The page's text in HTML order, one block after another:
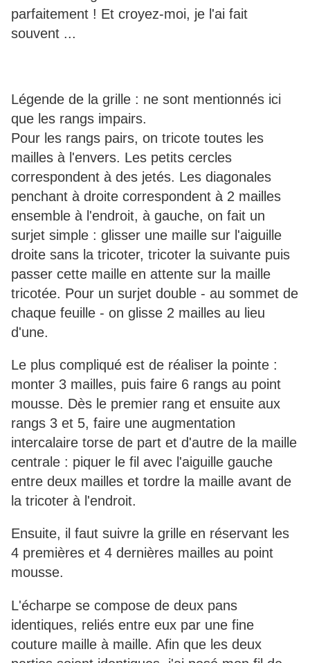
parfaitement ! Et croyez-moi, je l'ai fait
souvent ...
Légende de la grille : ne sont mentionnés ici
que les rangs impairs.
Pour les rangs pairs, on tricote toutes les
mailles à l'envers. Les petits cercles
correspondent à des jetés. Les diagonales
penchant à droite correspondent à 2 mailles
ensemble à l'endroit, à gauche, on fait un
surjet simple : glisser une maille sur l'aiguille
droite sans la tricoter, tricoter la suivante puis
passer cette maille en attente sur la maille
tricotée. Pour un surjet double - au sommet de
chaque feuille - on glisse 2 mailles au lieu
d'une.
Le plus compliqué est de réaliser la pointe :
monter 3 mailles, puis faire 6 rangs au point
mousse. Dès le premier rang et ensuite aux
rangs 3 et 5, faire une augmentation
intercalaire torse de part et d'autre de la maille
centrale : piquer le fil avec l'aiguille gauche
entre deux mailles et tordre la maille avant de
la tricoter à l'endroit.
Ensuite, il faut suivre la grille en réservant les
4 premières et 4 dernières mailles au point
mousse.
L'écharpe se compose de deux pans
identiques, reliés entre eux par une fine
couture maille à maille. Afin que les deux